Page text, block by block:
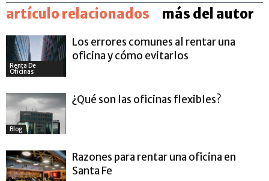
artículo relacionados más del autor
Renta De
Oficinas
Los errores comunes al rentar una
oficina y cómo evitarlos
Blog
¿Qué son las oficinas flexibles?
Razones para rentar una oficina en
Santa Fe